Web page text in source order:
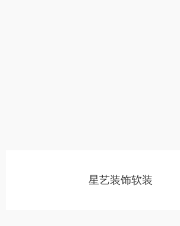
星艺装饰软装